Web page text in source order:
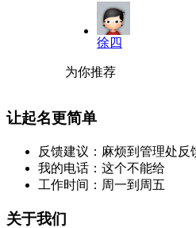
徐四
为你推荐
让起名更简单
反馈建议：麻烦到管理处反
我的电话：这个不能给
工作时间：周一到周五
关于我们